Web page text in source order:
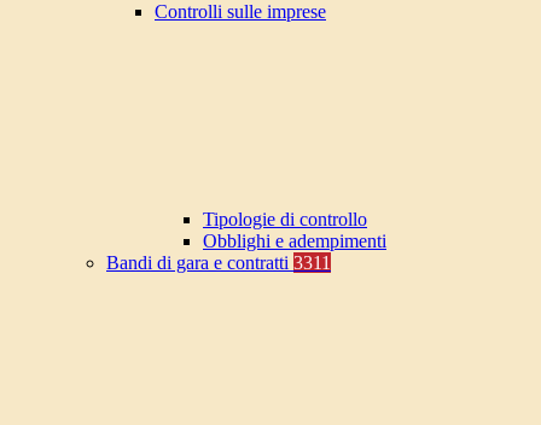
Controlli sulle imprese
Tipologie di controllo
Obblighi e adempimenti
Bandi di gara e contratti 3311